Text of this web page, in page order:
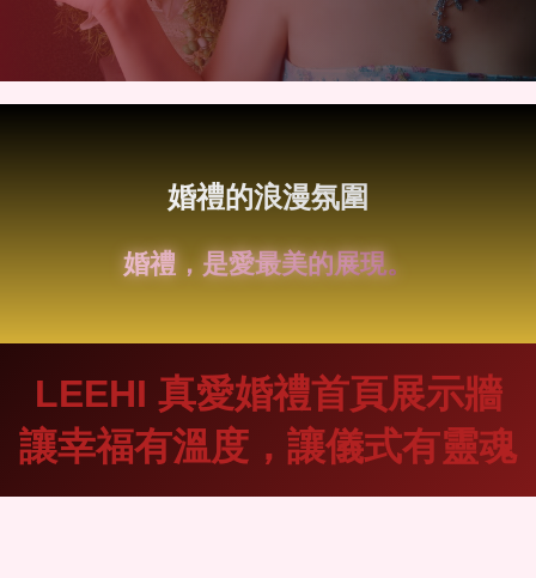
婚禮的浪漫氛圍
讓
LEEHI 真愛婚禮首頁展示牆
讓幸福有溫度，讓儀式有靈魂